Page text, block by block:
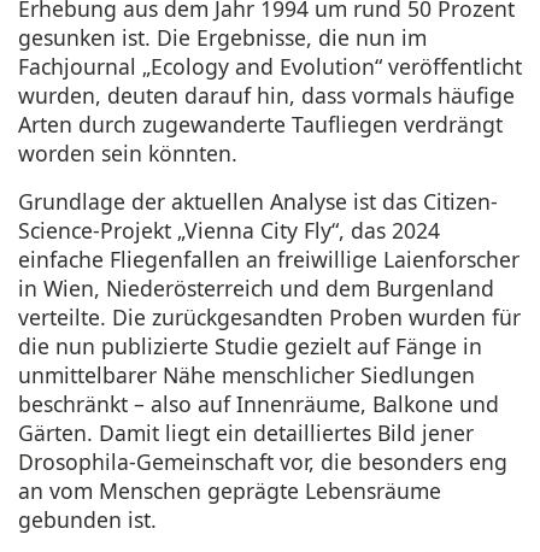
Erhebung aus dem Jahr 1994 um rund 50 Prozent
gesunken ist. Die Ergebnisse, die nun im
Fachjournal „Ecology and Evolution“ veröffentlicht
wurden, deuten darauf hin, dass vormals häufige
Arten durch zugewanderte Taufliegen verdrängt
worden sein könnten.
Grundlage der aktuellen Analyse ist das Citizen-
Science-Projekt „Vienna City Fly“, das 2024
einfache Fliegenfallen an freiwillige Laienforscher
in Wien, Niederösterreich und dem Burgenland
verteilte. Die zurückgesandten Proben wurden für
die nun publizierte Studie gezielt auf Fänge in
unmittelbarer Nähe menschlicher Siedlungen
beschränkt – also auf Innenräume, Balkone und
Gärten. Damit liegt ein detailliertes Bild jener
Drosophila-Gemeinschaft vor, die besonders eng
an vom Menschen geprägte Lebensräume
gebunden ist.